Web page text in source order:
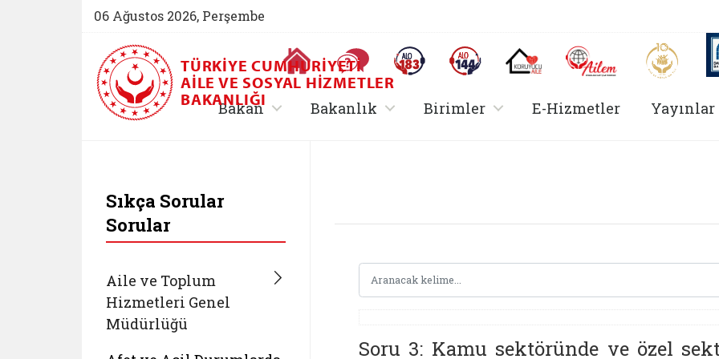
06 Ağustos 2026, Perşembe
Ana Sayfa Sıkça Sorulan SorularAlo 183 (yeni sekmede açılır)Alo 144 (yeni sekmede açılır)Koruyucu Aile (yeni sekmede açılır)
AİLEM İletişim Aile ve
TÜRKIYE CUMHURIYETI
AILE VE SOSYAL HIZMETLER
BAKANLIĞI
Bakan, alt menü içerir
Bakanlık , alt menü içerir
Birimler, alt menü içerir
E-Hizmetler Yayınlar
Sıkça Sorular
Sorular
Aile ve Toplum
Hizmetleri Genel
Müdürlüğü
Soru 3: Kamu sektöründe ve özel